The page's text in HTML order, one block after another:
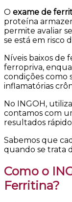
O exame de
proteína
permite avaliar
se está em risco
Níveis baixos de
ferropriva,
condições como
inflamatórias
No INGOH,
contamos com
resultados
Sabemos que
quando se trata
Como o
Ferritina?